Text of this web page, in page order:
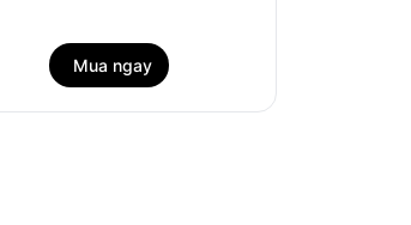
Mua ngay